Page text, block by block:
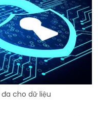
cho dữ liệu